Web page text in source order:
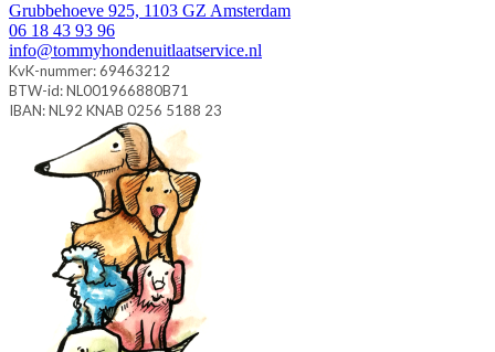
Grubbehoeve 925, 1103 GZ Amsterdam
06 18 43 93 96
info@tommyhondenuitlaatservice.nl
KvK-nummer: 69463212
BTW-id: NL001966880B71
IBAN: NL92 KNAB 0256 5188 23